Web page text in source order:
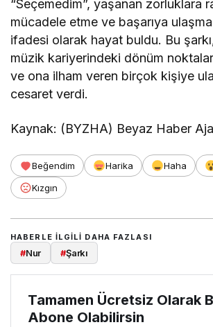
“Seçemedim”, yaşanan zorluklara
mücadele etme ve başarıya
ifadesi olarak hayat buldu. Bu şarkı,
müzik kariyerindeki dönüm
ve ona ilham veren birçok kişiye
cesaret verdi.
Kaynak: (BYZHA) Beyaz Haber
Beğendim Harika Haha
Kızgın
HABERLE ILGILI DAHA FAZLASI
#Nur #Şarkı
Tamamen Ücretsiz Olarak
Abone Olabilirsin